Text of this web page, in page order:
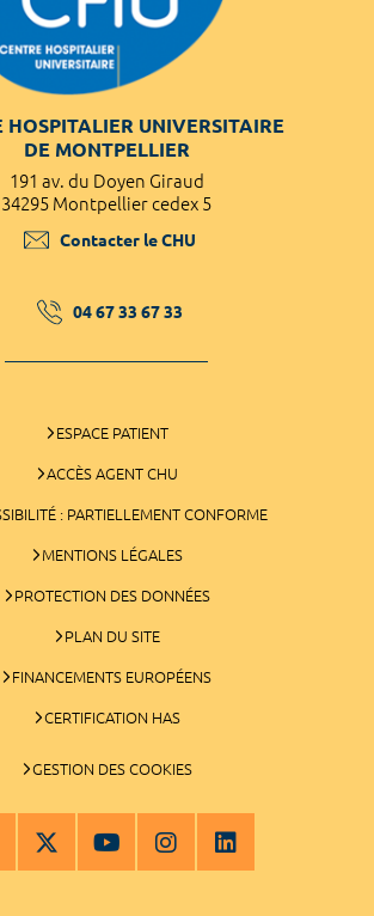
HOSPITALIER UNIVERSITAIRE
DE MONTPELLIER
191 av. du Doyen Giraud
34295 Montpellier cedex 5
Contacter le CHU
04 67 33 67 33
ESPACE PATIENT
ACCÈS AGENT CHU
: PARTIELLEMENT CONFORME
MENTIONS LÉGALES
PROTECTION DES DONNÉES
PLAN DU SITE
FINANCEMENTS EUROPÉENS
CERTIFICATION HAS
GESTION DES COOKIES